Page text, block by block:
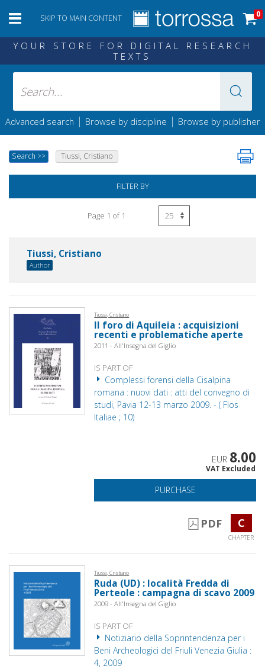
SKIP TO MAIN CONTENT 0
YOUR STORE FOR DIGITAL RESEARCH
TEXTS
Advanced search | Browse by discipline | Browse by publisher
Search >> Tiussi, Cristiano
FILTER BY
Page 1 of 1
Tiussi, Cristiano
Author
Tiussi, Cristiano
Il foro di Aquileia : acquisizioni
recenti e problematiche aperte
2011 - All'Insegna del Giglio
IS PART OF
Complessi forensi della Cisalpina
romana : nuovi dati : atti del convegno di
studi, Pavia 12-13 marzo 2009. - ( Flos
Italiae ; 10)
EUR 8.00
VAT Excluded
PURCHASE
PDF C
CHAPTER
Tiussi, Cristiano
Ruda (UD) : località Fredda di
Perteole : campagna di scavo 2009
2009 - All'Insegna del Giglio
IS PART OF
Notiziario della Soprintendenza per i
Beni Archeologici del Friuli Venezia Giulia :
4, 2009